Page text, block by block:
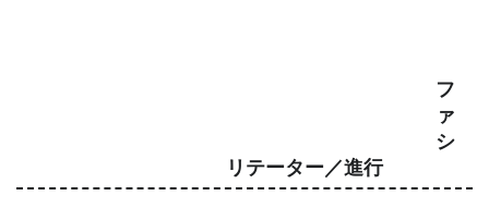
フ
ァ
シ
リテーター／進行